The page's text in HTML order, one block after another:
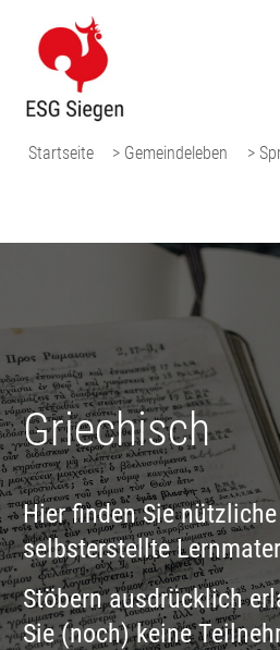
Startseite > Gemeindeleben >
Griechisch
Hier finden Sie
selbsterstellte
Stöbern ausdrücklich
Sie (noch) keine